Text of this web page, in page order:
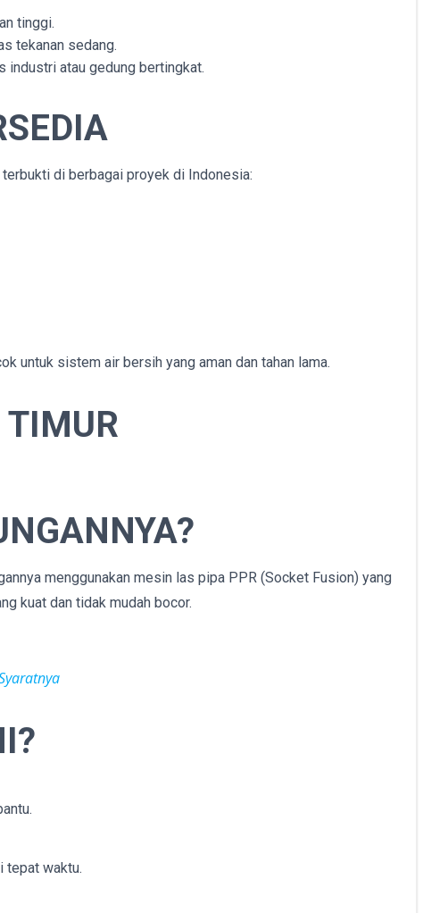
tinggi.
tekanan sedang.
industri atau gedung bertingkat.
di berbagai proyek di Indonesia:
untuk sistem air bersih yang aman dan tahan lama.
menggunakan mesin las pipa PPR (Socket Fusion) yang
kuat dan tidak mudah bocor.
tepat waktu.